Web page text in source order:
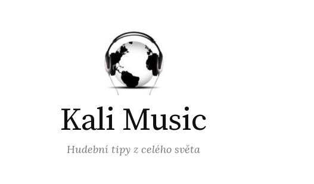
Kali Music
Hudební tipy z celého světa